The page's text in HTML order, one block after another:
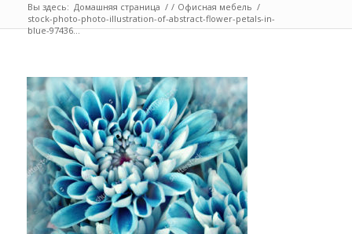
Вы здесь: Домашняя страница / / Офисная мебель /
stock-photo-photo-illustration-of-abstract-flower-petals-in-
blue-97436...